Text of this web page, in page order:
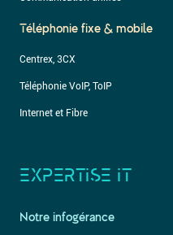
Téléphonie fixe & mobile
Centrex, 3CX
Téléphonie VoIP, ToIP
Internet et Fibre
EXPERTISE IT
Notre infogérance